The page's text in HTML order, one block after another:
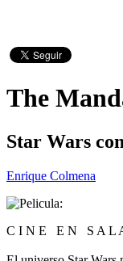
The
Star Wars
Enrique Colmena
C I N E E N S A L